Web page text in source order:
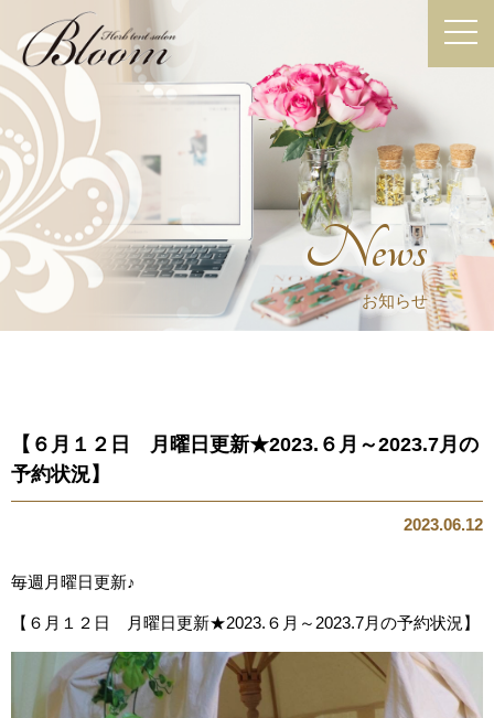
News
お知らせ
【６月１２日 月曜日更新★2023.６月～2023.7月の
予約状況】
2023.06.12
毎週月曜日更新♪
【６月１２日 月曜日更新★2023.６月～2023.7月の予約状況】